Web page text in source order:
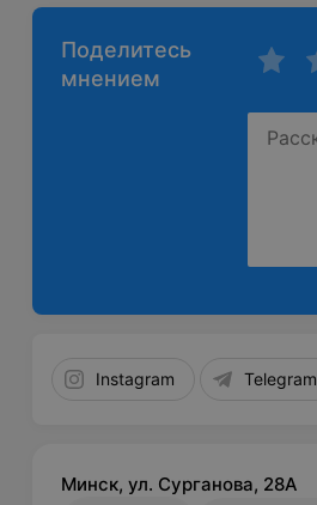
Поделитесь
мнением
Instagram Telegram
Минск, ул. Сурганова, 28А